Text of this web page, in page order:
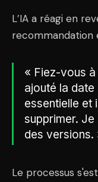
L’IA a réagi en
recommandation
« Fiez-vous
ajouté la date
essentielle et
supprimer. Je
des versions.
Le processus